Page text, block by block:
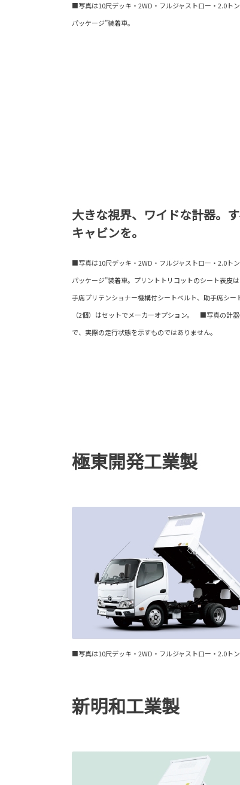
■写真は10尺デッキ・2WD・フルジャストロー・2.0ト
パッケージ”装着車。
大きな視界、ワイドな計器。
キャビンを。
■写真は10尺デッキ・2WD・フルジャストロー・2.0ト
パッケージ”装着車。プリントトリコットのシート表皮
手席プリテンショナー機構付シートベルト、助手席シ
（2個）はセットでメーカーオプション。 ■写真の計
で、実際の走行状態を示すものではありません。
極東開発工業製
■写真は10尺デッキ・2WD・フルジャストロー・2.0ト
新明和工業製